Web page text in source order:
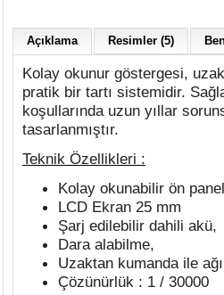
Açıklama Resimler (5)
Kolay okunur göstergesi,
pratik bir tartı sistemidir.
koşullarında uzun yıllar
tasarlanmıştır.
Teknik Özellikleri :
Kolay okunabilir ön
LCD Ekran 25 mm
Şarj edilebilir dahili akü,
Dara alabilme,
Uzaktan kumanda ile
Çözünürlük : 1 / 30000